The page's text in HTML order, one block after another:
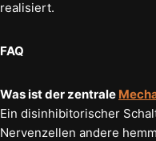
realisiert.
FAQ
Was ist der zentrale
Ein disinhibitorischer
Nervenzellen andere